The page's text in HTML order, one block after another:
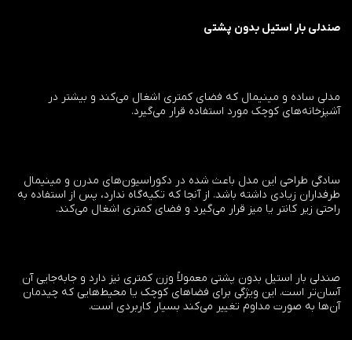
صندلی بار استیل بدون پشتی
مدلی ساده و مینیمال که فضای کمتری اشغال می‌کند و بیشتر در
آشپزخانه‌های کوچک مورد استفاده قرار می‌گیرد.
سادگی طراحی این مدل باعث شده در دکوراسیون‌های مدرن و مینیمال
طرفداران زیادی داشته باشد. از آنجا که تکیه‌گاه ندارد، پس از استفاده به
راحتی زیر کانتر یا میز قرار می‌گیرد و فضای کمتری اشغال می‌کند.
صندلی بار استیل بدون پشتی معمولاً وزن کمتری نیز دارد و جابه‌جایی آن
آسان‌تر است. این ویژگی برای فضاهای کوچک یا محیط‌هایی که چیدمان
آن‌ها به صورت مداوم تغییر می‌کند بسیار کاربردی است.